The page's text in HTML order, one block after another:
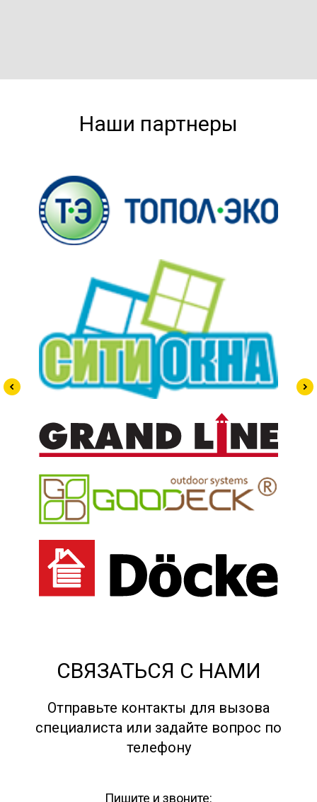
Наши партнеры
СВЯЗАТЬСЯ С НАМИ
Отправьте контакты для вызова
специалиста или задайте вопрос по
телефону
Пишите и звоните: